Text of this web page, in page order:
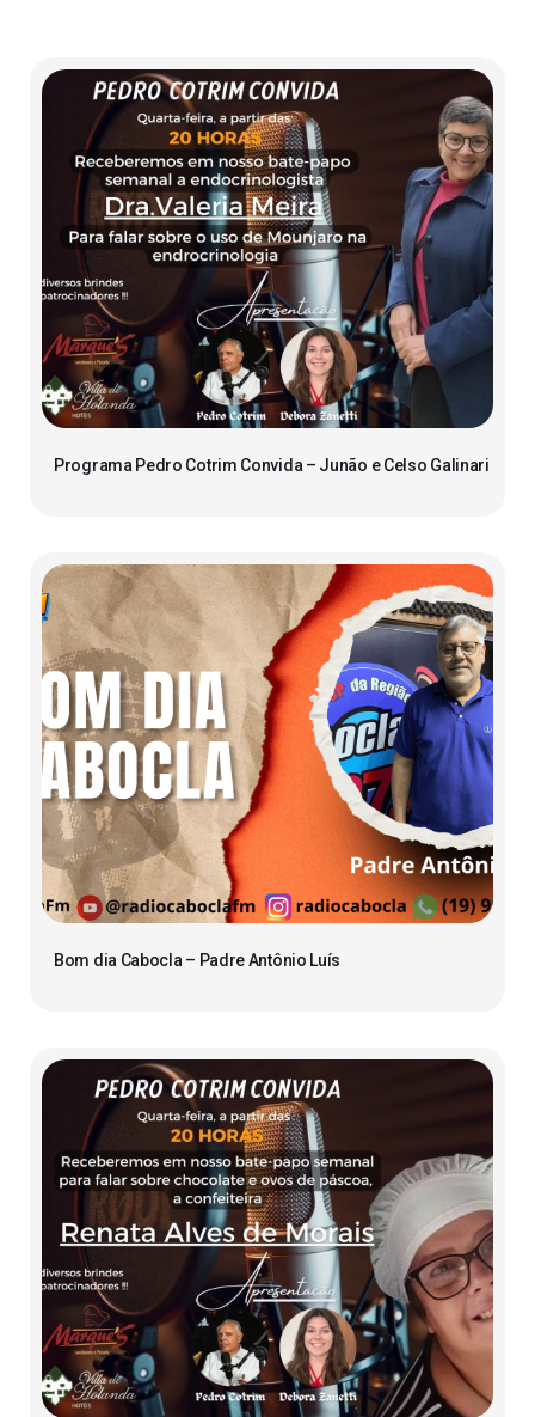
Programa Pedro Cotrim Convida – Junão e Celso Galinari
Bom dia Cabocla – Padre Antônio Luís